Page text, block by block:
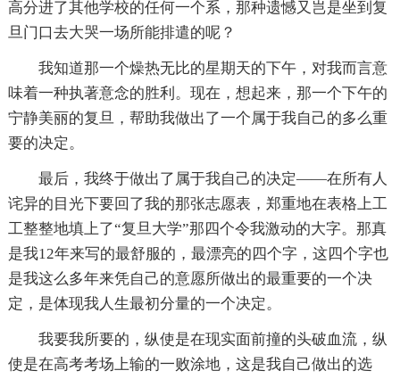
高分进了其他学校的任何一个系，那种遗憾又岂是坐到复
旦门口去大哭一场所能排遣的呢？
我知道那一个燥热无比的星期天的下午，对我而言意
味着一种执著意念的胜利。现在，想起来，那一个下午的
宁静美丽的复旦，帮助我做出了一个属于我自己的多么重
要的决定。
最后，我终于做出了属于我自己的决定——在所有人
诧异的目光下要回了我的那张志愿表，郑重地在表格上工
工整整地填上了“复旦大学”那四个令我激动的大字。那真
是我12年来写的最舒服的，最漂亮的四个字，这四个字也
是我这么多年来凭自己的意愿所做出的最重要的一个决
定，是体现我人生最初分量的一个决定。
我要我所要的，纵使是在现实面前撞的头破血流，纵
使是在高考考场上输的一败涂地，这是我自己做出的选